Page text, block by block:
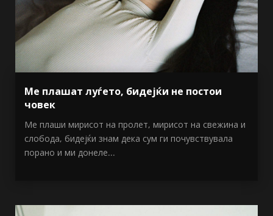
Ме плашат луѓето, бидејќи не постои
човек
Ме плаши мирисот на пролет, мирисот на свежина и
слобода, бидејќи знам дека сум ги почувствувала
порано и ми донеле...